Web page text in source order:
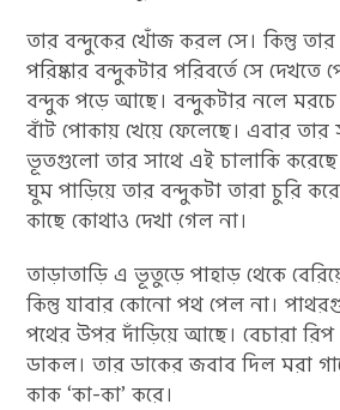
তার বন্দুকের খোঁজ করল সে। কিন্তু
পরিষ্কার বন্দুকটার পরিবর্তে সে
বন্দুক পড়ে আছে। বন্দুকটার নলে
বাঁট পোকায় খেয়ে ফেলেছে। এবার তার
ভূতগুলো তার সাথে এই চালাকি
ঘুম পাড়িয়ে তার বন্দুকটা তারা চুরি
কাছে কোথাও দেখা গেল না।
তাড়াতাড়ি এ ভূতুড়ে পাহাড় থেকে
কিন্তু যাবার কোনো পথ পেল না।
পথের উপর দাঁড়িয়ে আছে। বেচারা
ডাকল। তার ডাকের জবাব দিল মরা
কাক ‘কা-কা’ করে।